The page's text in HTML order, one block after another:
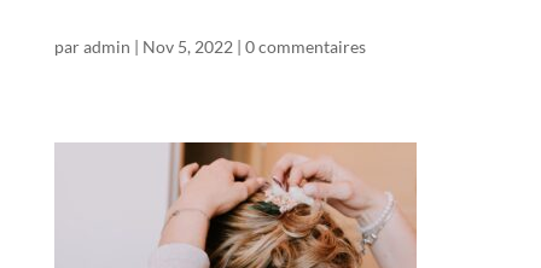
paradmin | Nov 5, 2022 | 0 commentaires